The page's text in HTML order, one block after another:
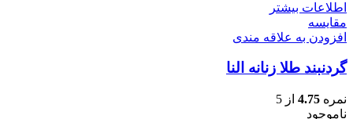
اطلاعات بیشتر
مقایسه
افزودن به علاقه مندی
گردنبند طلا زنانه النا
نمره 4.75 از 5
ناموجود